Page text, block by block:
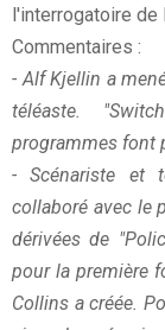
l'interrogatoire de
Commentaires :
- Alf Kjellin a
téléaste.
programmes font
- Scénariste et
collaboré avec le
dérivées de
pour la première
Collins a créée.